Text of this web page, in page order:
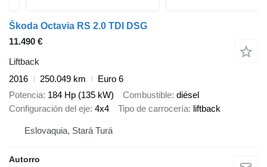
Škoda Octavia RS 2.0 TDI DSG
11.490 €
Liftback
2016
250.049 km
Euro 6
Potencia 184 Hp (135 kW) Combustible diésel
Configuración del eje 4x4 Tipo de carrocería liftback
Eslovaquia, Stará Turá
Autorro